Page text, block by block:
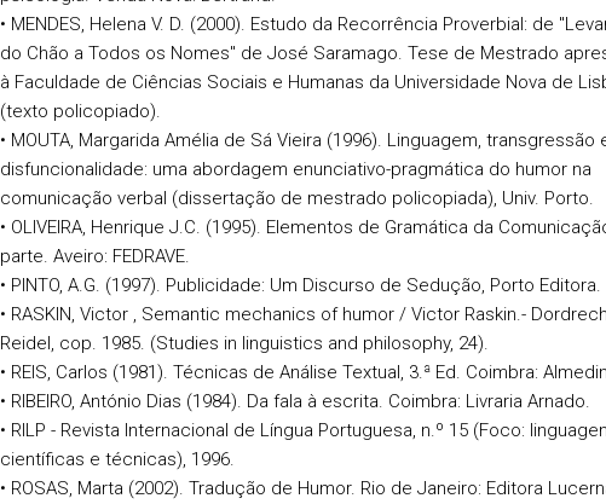
• MENDES, Helena V. D. (2000). Estudo da Recorrência Proverbial: de
do Chão a Todos os Nomes" de José Saramago. Tese de Mestrado
à Faculdade de Ciências Sociais e Humanas da Universidade Nova de
(texto policopiado).
• MOUTA, Margarida Amélia de Sá Vieira (1996). Linguagem, transgressão
disfuncionalidade: uma abordagem enunciativo-pragmática do humor na
comunicação verbal (dissertação de mestrado policopiada), Univ. Porto.
• OLIVEIRA, Henrique J.C. (1995). Elementos de Gramática da
parte. Aveiro: FEDRAVE.
• PINTO, A.G. (1997). Publicidade: Um Discurso de Sedução, Porto Editora.
• RASKIN, Victor , Semantic mechanics of humor / Victor Raskin.-
Reidel, cop. 1985. (Studies in linguistics and philosophy, 24).
• REIS, Carlos (1981). Técnicas de Análise Textual, 3.ª Ed. Coimbra:
• RIBEIRO, António Dias (1984). Da fala à escrita. Coimbra: Livraria Arnado.
• RILP - Revista Internacional de Língua Portuguesa, n.º 15 (Foco:
científicas e técnicas), 1996.
• ROSAS, Marta (2002). Tradução de Humor. Rio de Janeiro: Editora